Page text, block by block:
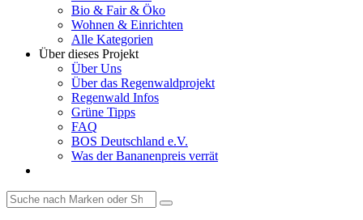
Bio & Fair & Öko
Wohnen & Einrichten
Alle Kategorien
Über dieses Projekt
Über Uns
Über das Regenwaldprojekt
Regenwald Infos
Grüne Tipps
FAQ
BOS Deutschland e.V.
Was der Bananenpreis verrät